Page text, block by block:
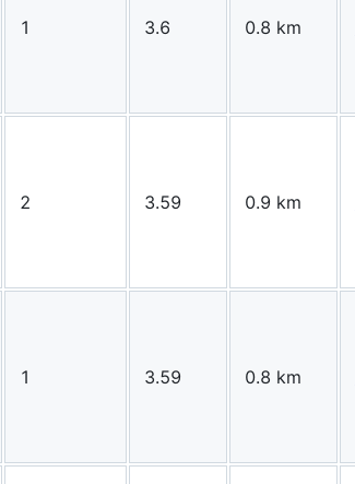
1 3.6 0.8 km
2 3.59 0.9 km
1 3.59 0.8 km